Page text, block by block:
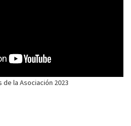
de la Asociación 2023